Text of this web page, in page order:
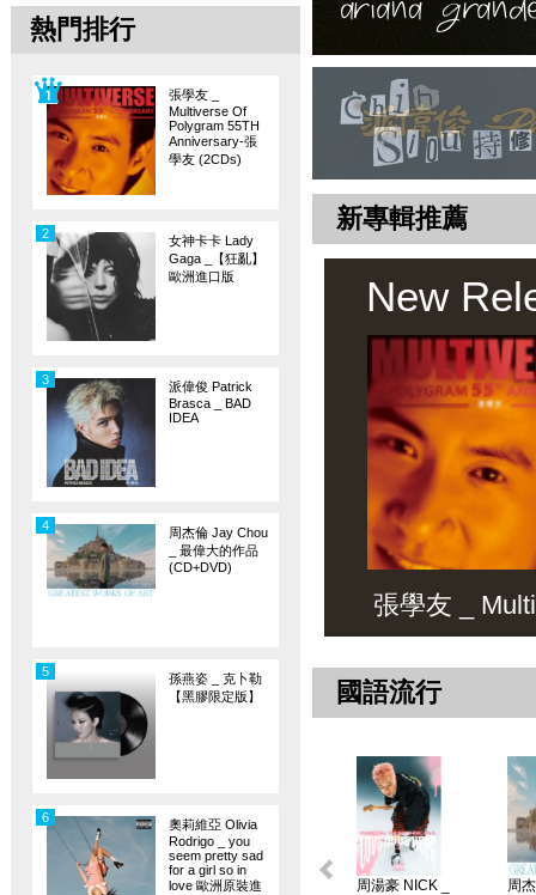
熱門排行
張學友 _
Multiverse Of
Polygram 55TH
Anniversary-張
學友 (2CDs)
女神卡卡 Lady
Gaga _【狂亂】
歐洲進口版
2
派偉俊 Patrick
Brasca _ BAD
IDEA
3
周杰倫 Jay Chou
_ 最偉大的作品
(CD+DVD)
4
孫燕姿 _ 克卜勒
【黑膠限定版】
5
奧莉維亞 Olivia
Rodrigo _ you
seem pretty sad
for a girl so in
love 歐洲原裝進
6
新專輯推薦
New
張學友 _
國語流行
周湯豪 NICK _
周